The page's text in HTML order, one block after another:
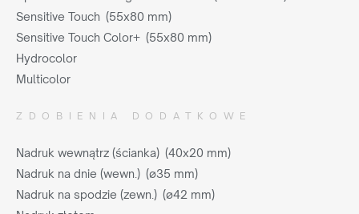
Sensitive Touch (55x80 mm)
Sensitive Touch Color+ (55x80 mm)
Hydrocolor
Multicolor
ZDOBIENIA DODATKOWE
Nadruk wewnątrz (ścianka) (40x20 mm)
Nadruk na dnie (wewn.) (ø35 mm)
Nadruk na spodzie (zewn.) (ø42 mm)